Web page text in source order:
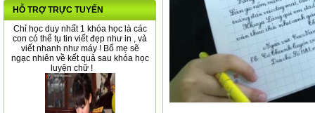
HỖ TRỢ TRỰC TUYẾN
Chỉ học duy nhất 1 khóa học là các
con có thể tụ tin viết đẹp như in , và
viết nhanh như máy ! Bố mẹ sẽ
ngạc nhiên về kết quả sau khóa học
luyện chữ !